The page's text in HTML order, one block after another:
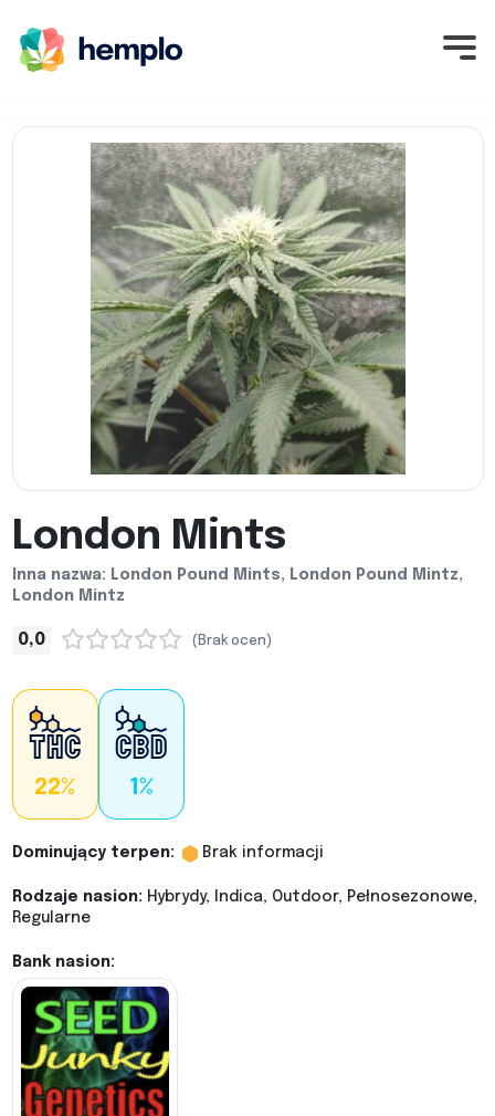
London Mints
Inna nazwa: London Pound Mints, London Pound Mintz,
London Mintz
0,0 (Brak ocen)
22% 1%
Dominujący terpen: Brak informacji
Rodzaje nasion: Hybrydy, Indica, Outdoor, Pełnosezonowe,
Regularne
Bank nasion: